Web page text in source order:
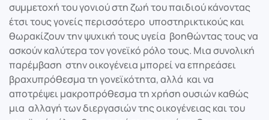
συμμετοχή του γονιού στη ζωή του παιδιού κάνοντας
έτσι τους γονείς περισσότερο υποστηρικτικούς και
θωρακίζουν την ψυχική τους υγεία βοηθώντας τους να
ασκούν καλύτερα τον γονεϊκό ρόλο τους. Μια συνολική
παρέμβαση στην οικογένεια μπορεί να επηρεάσει
βραχυπρόθεσμα τη γονεϊκότητα, αλλά και να
αποτρέψει μακροπρόθεσμα τη χρήση ουσιών καθώς
μια αλλαγή των διεργασιών της οικογένειας και του